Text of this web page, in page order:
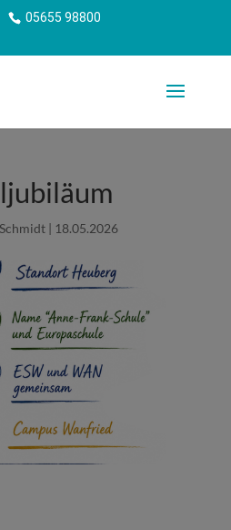
05655 98800
| 18.05.2026